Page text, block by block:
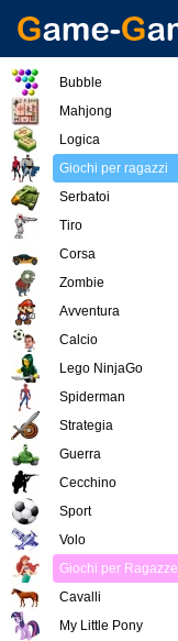
Bubble
Mahjong
Logica
Giochi per ragazzi
Serbatoi
Tiro
Corsa
Zombie
Avventura
Calcio
Lego NinjaGo
Spiderman
Strategia
Guerra
Cecchino
Sport
Volo
Giochi per Ragazze
Cavalli
My Little Pony